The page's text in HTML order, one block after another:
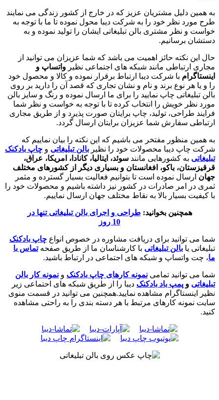
به همین دلیل مشتریان عزیز که در خارج از کشور زندگی می نمایند
طرح مورد نظر خود را به شرکت دیبا محول نموده تا ما با توجه به
خواست و نظر مشتری بالن تبلیغاتی ایشان را تولید نموده و به
دستشان برسانیم.
حال این نکته حائز اهمیت می باشد که شما عزیزان می توانید از
مجاری ارتباطی مانند شبکه های اجتماعی نظیر واتساپ و
اینستاگرام با شرکت دیبا ارتباط برقرار نموده و کالا و محصول خود
را و یا هر نوع برند و نام و نشان تجاری که قصد آن را دارید بر روی
بالن تبلیغاتی چاپ نمایید را برای ما ارسال نموده و رنگ و سایز بالن
مورد نظر خویش را انتخاب کرده تا با توجه به خواست و نظر شما
فرایند طراحی، تولید، چاپ برایتان صورت پذیرد و از طریق مجاری
ارتباطی سفارش شما عزیزان برایتان ارسال گردد.
به همین منظور مفتخر می باشیم که این نکته را بیان نماییم که
شرکت چاپ دیبا محصولات خود را نظیر بالن تبلیغاتی و چاپ بادکنک
تبلیغاتی به کشورهایی مانند سوئد، ایتالیا، کانادا، امریکا، عراق،
قرقیزستان، باکو، افغانستان و بسیاری دیگر از کشورهای مختلف
جهان ارسال نموده است تا بتوانیم فعالیت بسیار گسترده و مثمر
ثمری در امر صادرات در کشور نیز داشته باشیم و محصولات خود را
با کیفیت بسیار بالا به نقاط مختلف جهان ارسال نماییم.
همچنین بخوانید:طراحی و اجرای بالن تبلیغاتی تنها در
10 روز
شما می توانید برای دریافت مشاوره در خصوص انواع چاپ بادکنک
تبلیغاتی یا بالن تبلیغاتی با کارشناسان ما از طریق صفحهتماس با
ما، چت واتساپ و شبکه های اجتماعی در ارتباط باشید.
شما می توانید تمامی نمونه کارهای چاپ بادکنک و نمونه کار بالن
تبلیغاتی و پمپ باد بادکنک دیبا را از طریق شبکه های احتماعی زیر
نظیر اینستاگرام مشاهده نمایید.همچنین می توانید در قسمت منوی
سایت نمونه کارهای مرتبط با هر دسته بندی را به راحتی مشاهده
کنید.